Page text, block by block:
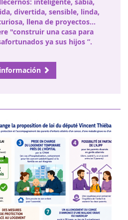
inteligente, sabia,
divertida, sensible, linda,
llena de proyectos…
"construir una casa para
ya sus hijos ”.